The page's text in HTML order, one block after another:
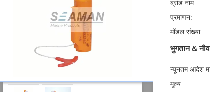
ब्रांड नाम:
प्रमाणन:
मॉडल संख्या:
भुगतान &
न्यूनतम आदेश
मूल्य: